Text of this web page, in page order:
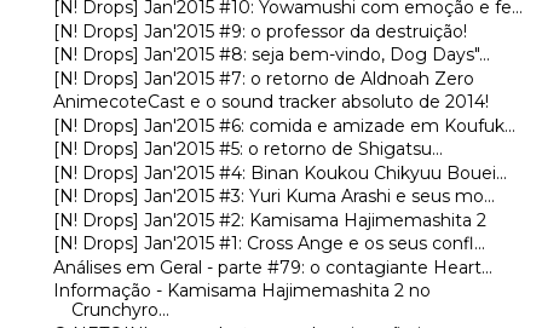
[N! Drops] Jan'2015 #10: Yowamushi com emoção e fe...
[N! Drops] Jan'2015 #9: o professor da destruição!
[N! Drops] Jan'2015 #8: seja bem-vindo, Dog Days"...
[N! Drops] Jan'2015 #7: o retorno de Aldnoah Zero
AnimecoteCast e o sound tracker absoluto de 2014!
[N! Drops] Jan'2015 #6: comida e amizade em Koufuk...
[N! Drops] Jan'2015 #5: o retorno de Shigatsu...
[N! Drops] Jan'2015 #4: Binan Koukou Chikyuu Bouei...
[N! Drops] Jan'2015 #3: Yuri Kuma Arashi e seus mo...
[N! Drops] Jan'2015 #2: Kamisama Hajimemashita 2
[N! Drops] Jan'2015 #1: Cross Ange e os seus confl...
Análises em Geral - parte #79: o contagiante Heart...
Informação - Kamisama Hajimemashita 2 no
Crunchyro...